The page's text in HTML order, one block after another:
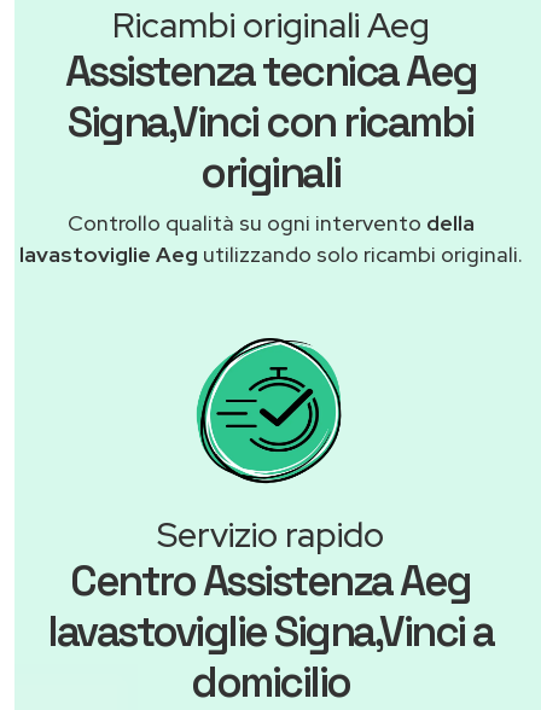
Ricambi originali Aeg
Assistenza tecnica Aeg
Signa,Vinci con ricambi
originali
Controllo qualità su ogni intervento della
lavastoviglie Aeg utilizzando solo ricambi originali.
Servizio rapido
Centro Assistenza Aeg
lavastoviglie Signa,Vinci a
domicilio